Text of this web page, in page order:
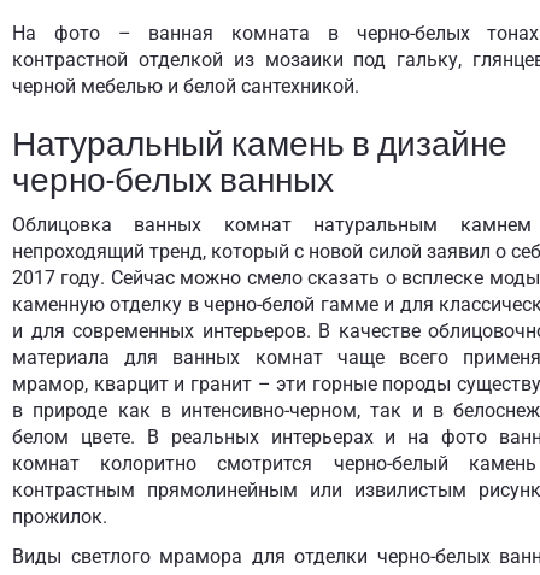
На фото – ванная комната в черно-белых
контрастной отделкой из мозаики под гальку,
черной мебелью и белой сантехникой.
Натуральный камень в дизайне
черно-белых ванных
Облицовка ванных комнат натуральным
непроходящий тренд, который с новой силой заявил о
2017 году. Сейчас можно смело сказать о всплеске
каменную отделку в черно-белой гамме и для
и для современных интерьеров. В качестве
материала для ванных комнат чаще всего
мрамор, кварцит и гранит – эти горные породы
в природе как в интенсивно-черном, так и в
белом цвете. В реальных интерьерах и на фото
комнат колоритно смотрится черно-белый
контрастным прямолинейным или извилистым
прожилок.
Виды светлого мрамора для отделки черно-белых